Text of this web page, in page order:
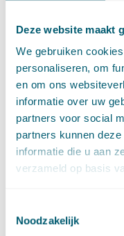
Deze website maakt
We gebruiken
personaliseren, om
en om ons
informatie over uw
partners voor social
partners kunnen
informatie die u aan
verzameld op basis
Noodzakelijk
Wat
praktijk?
De kring van
kleiner. Er wordt niet
uitstraling van het
handeling (het doden
welke afstand
de praktijk moeten